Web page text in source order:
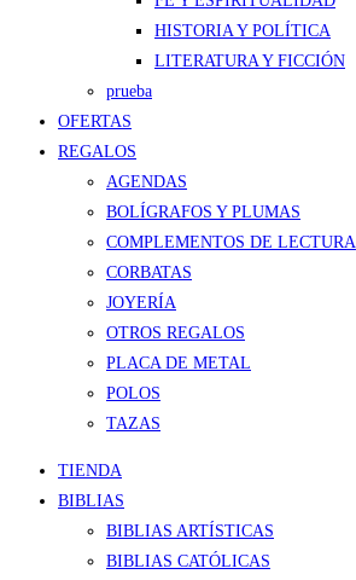
HISTORIA Y POLÍTICA
LITERATURA Y FICCIÓN
prueba
OFERTAS
REGALOS
AGENDAS
BOLÍGRAFOS Y PLUMAS
COMPLEMENTOS DE LECTURA
CORBATAS
JOYERÍA
OTROS REGALOS
PLACA DE METAL
POLOS
TAZAS
TIENDA
BIBLIAS
BIBLIAS ARTÍSTICAS
BIBLIAS CATÓLICAS